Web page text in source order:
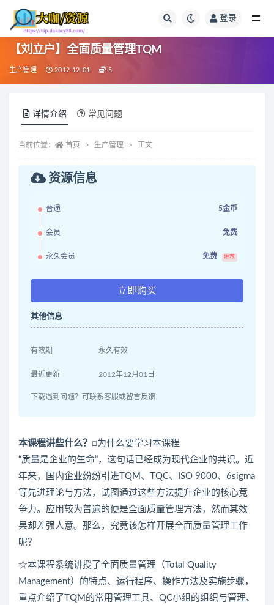
登录
【刘立户】全面质量管理TQM
生产管理 2012-12-01 5
详情介绍 常见问题
当前位置： 首页 生产管理 正文
资源信息
普通 5金币
会员 免费
永久会员 免费 推荐
立即购买
其他信息
有效期 永久有效
最近更新 2012年12月01日
下载遇到问题？可联系客服或留言反馈
本课程讲些什么？ □为什么要学习本课程
“质量是企业的生命”，这句话已经成为现代企业的共识。近
年来，国内企业纷纷引进TQM、TQC、ISO 9000、6sigma
等先进理论与方法，试图通过这些方法提升企业的核心竞
争力。应用较为普遍的便是全面质量管理方法，然而其效
果却差强人意。那么，究竟该怎样开展全面质量管理工作
呢？
☆本课程系统讲授了全面质量管理（Total Quality
Management）的特点、运行程序、操作方法及实施步骤，
重点介绍了TQM的常用管理工具、QC小组的组织与管理、
全部